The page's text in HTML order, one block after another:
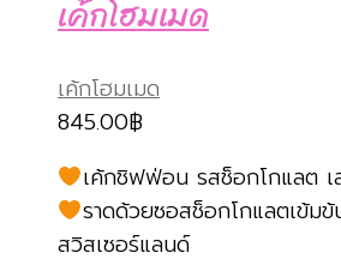
เค้กโฮมเมด
เค้กโฮมเมด
845.00฿
เค้กชิฟฟ่อน รสช็อกโกแลต เ
ราดด้วยซอสช็อกโกแลตเข้มข้
สวิสเซอร์แลนด์